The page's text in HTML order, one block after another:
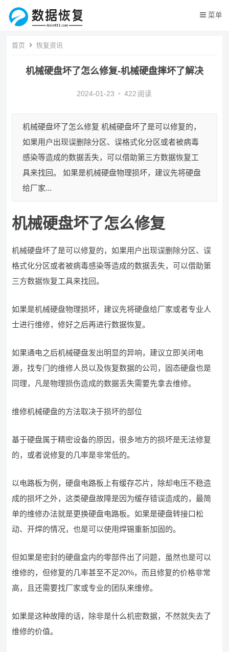
菜单
首页 恢复资讯
机械硬盘坏了怎么修复-机械硬盘摔坏了解决
2024-01-23 • 422 阅读
机械硬盘坏了怎么修复 机械硬盘坏了是可以修复的，
如果用户出现误删除分区、误格式化分区或者被病毒
感染等造成的数据丢失，可以借助第三方数据恢复工
具来找回。 如果是机械硬盘物理损坏，建议先将硬盘
给厂家...
机械硬盘坏了怎么修复
机械硬盘坏了是可以修复的，如果用户出现误删除分区、误
格式化分区或者被病毒感染等造成的数据丢失，可以借助第
三方数据恢复工具来找回。
如果是机械硬盘物理损坏，建议先将硬盘给厂家或者专业人
士进行维修，修好之后再进行数据恢复。
如果通电之后机械硬盘发出明显的异响，建议立即关闭电
源，找专门的维修人员以及恢复数据的公司，固态硬盘也是
同理，凡是物理损伤造成的数据丢失需要先拿去维修。
维修机械硬盘的方法取决于损坏的部位
基于硬盘属于精密设备的原因，很多地方的损坏是无法修复
的，或者说修复的几率是非常低的。
以电路板为例，硬盘电路板上有缓存芯片，除却电压不稳造
成的损坏之外，这类硬盘故障是因为缓存错误造成的，最简
单的维修办法就是更换硬盘电路板。如果是硬盘转接口松
动、开焊的情况，也是可以使用焊锡重新加固的。
但如果是密封的硬盘盒内的零部件出了问题，虽然也是可以
维修的，但修复的几率甚至不足20%，而且修复的价格非常
高，且还需要找厂家或专业的团队来维修。
如果是这种故障的话，除非是什么机密数据，不然就失去了
维修的价值。